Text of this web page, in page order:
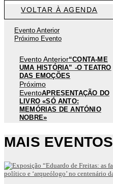
VOLTAR À AGENDA
Evento Anterior
Próximo Evento
Evento Anterior“CONTA-ME
UMA HISTÓRIA” -O TEATRO
DAS EMOÇÕES
Próximo
EventoAPRESENTAÇÃO DO
LIVRO «SÓ ANTO:
MEMÓRIAS DE ANTÓNIO
NOBRE»
MAIS EVENTOS